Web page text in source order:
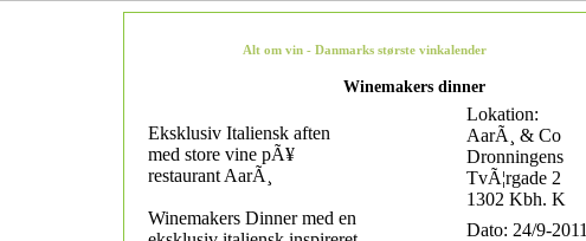
Alt om vin - Danmarks største vinkalender
Winemakers dinner
Eksklusiv Italiensk aften
med store vine pÃ¥
restaurant AarÃ¸
Winemakers Dinner med en
Lokation:
AarÃ¸ & Co
Dronningens
TvÃ¦rgade 2
1302 Kbh. K
Dato: 24/9-2011